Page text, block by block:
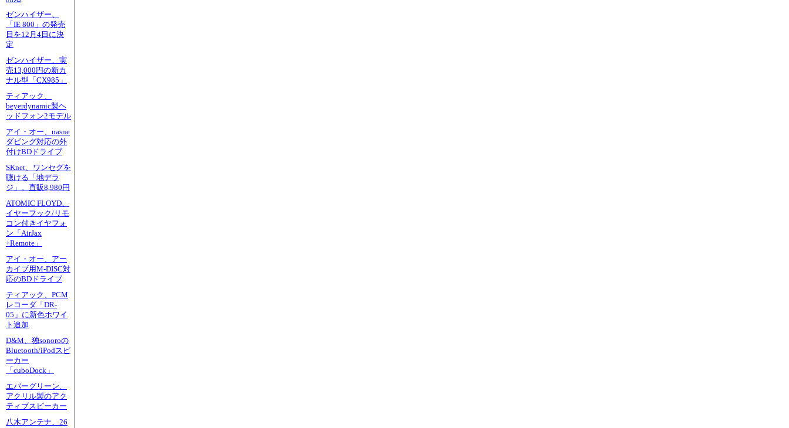
ゼンハイザー、
「IE 800」の発売
日を12月4日に決
定
ゼンハイザー、実
売13,000円の新カ
ナル型「CX985」
ティアック、
beyerdynamic製ヘ
ッドフォン2モデル
アイ・オー、nasne
ダビング対応の外
付けBDドライブ
SKnet、ワンセグを
聴ける「地デラ
ジ」。直販8,980円
ATOMIC FLOYD、
イヤーフック/リモ
コン付きイヤフォ
ン「AirJax
+Remote」
アイ・オー、アー
カイブ用M-DISC対
応のBDドライブ
ティアック、PCM
レコーダ「DR-
05」に新色ホワイ
ト追加
D&M、独sonoroの
Bluetooth/iPodスピ
ーカー
「cuboDock」
エバーグリーン、
アクリル製のアク
ティブスピーカー
八木アンテナ、26